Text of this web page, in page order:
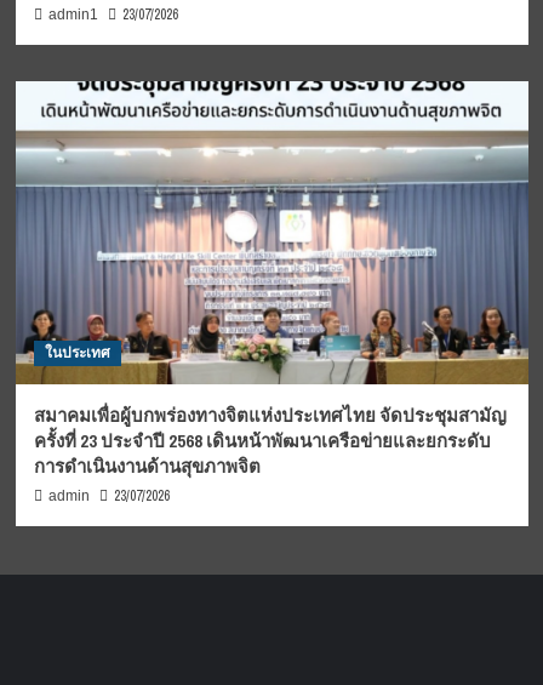
admin1 23/07/2026
ในประเทศ
สมาคมเพื่อผู้บกพร่องทางจิตแห่งประเทศไทย จัดประชุมสามัญ
ครั้งที่ 23 ประจำปี 2568 เดินหน้าพัฒนาเครือข่ายและยกระดับ
การดำเนินงานด้านสุขภาพจิต
admin 23/07/2026